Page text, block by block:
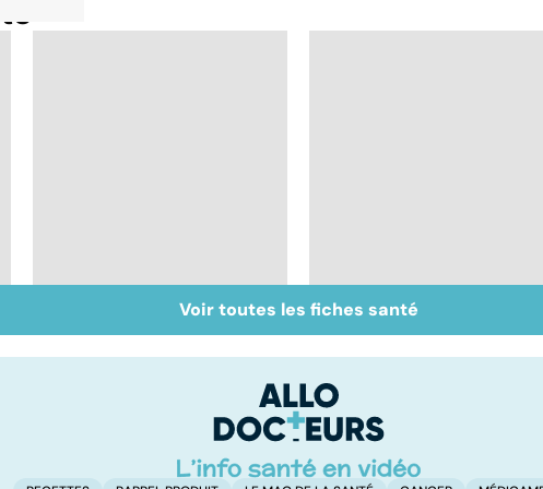
L'andropause, la
ménopause des
Faire du sport à
domicile, c'est facile
Voir toutes les fiches santé